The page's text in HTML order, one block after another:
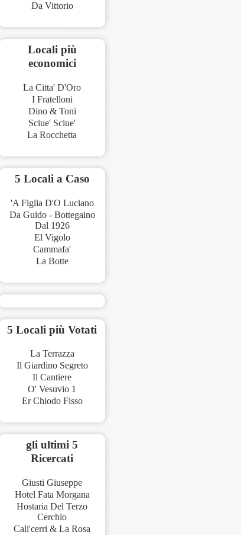
Da Vittorio
Locali più
economici
La Citta' D'Oro
I Fratelloni
Dino & Toni
Sciue' Sciue'
La Rocchetta
5 Locali a Caso
'A Figlia D'O Luciano
Da Guido - Bottegaino
Dal 1926
El Vigolo
Cammafa'
La Botte
5 Locali più Votati
La Terrazza
Il Giardino Segreto
Il Cantiere
O' Vesuvio 1
Er Chiodo Fisso
gli ultimi 5
Ricercati
Giusti Giuseppe
Hotel Fata Morgana
Hostaria Del Terzo
Cerchio
Cali'cerri & La Rosa